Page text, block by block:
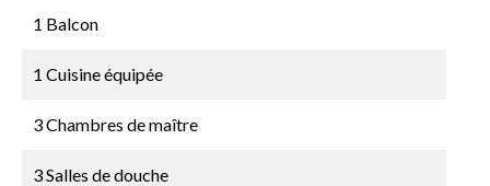
1 Balcon
1 Cuisine équipée
3 Chambres de maître
3 Salles de douche